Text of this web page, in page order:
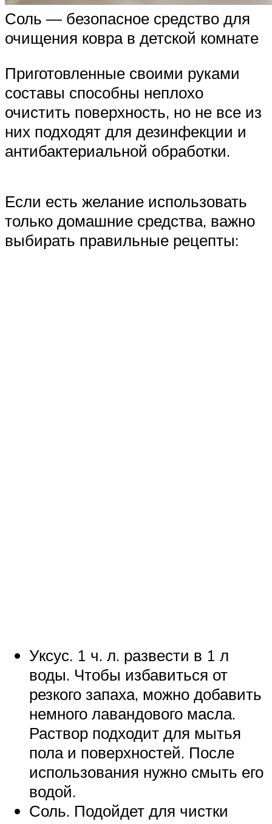
Соль — безопасное средство для
очищения ковра в детской комнате
Приготовленные своими руками
составы способны неплохо
очистить поверхность, но не все из
них подходят для дезинфекции и
антибактериальной обработки.
Если есть желание использовать
только домашние средства, важно
выбирать правильные рецепты:
Уксус. 1 ч. л. развести в 1 л
воды. Чтобы избавиться от
резкого запаха, можно добавить
немного лавандового масла.
Раствор подходит для мытья
пола и поверхностей. После
использования нужно смыть его
водой.
Соль. Подойдет для чистки